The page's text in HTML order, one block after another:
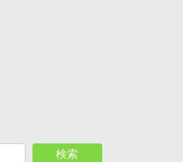
検索